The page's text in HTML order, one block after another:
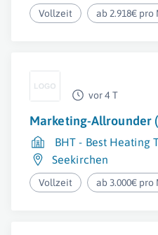
Vollzeit ab 2.918€ pro
vor 4 T
Marketing-Allrounder
BHT - Best Heating
Seekirchen
Vollzeit ab 3.000€ pro